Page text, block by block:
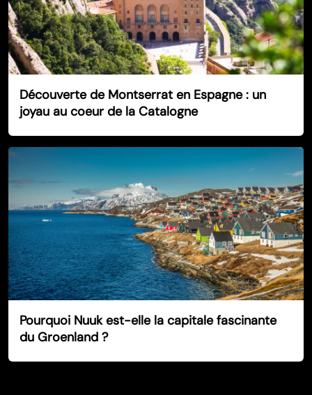
Découverte de Montserrat en Espagne : un
joyau au coeur de la Catalogne
Pourquoi Nuuk est-elle la capitale fascinante
du Groenland ?